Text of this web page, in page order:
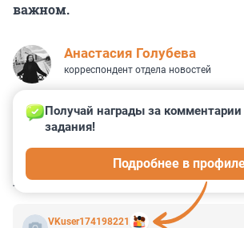
важном.
Анастасия Голубева
корреспондент отдела новостей
КОММЕНТАРИИ 2
VKuser174198221
Получай награды за комментарии
задания!
Подробнее в